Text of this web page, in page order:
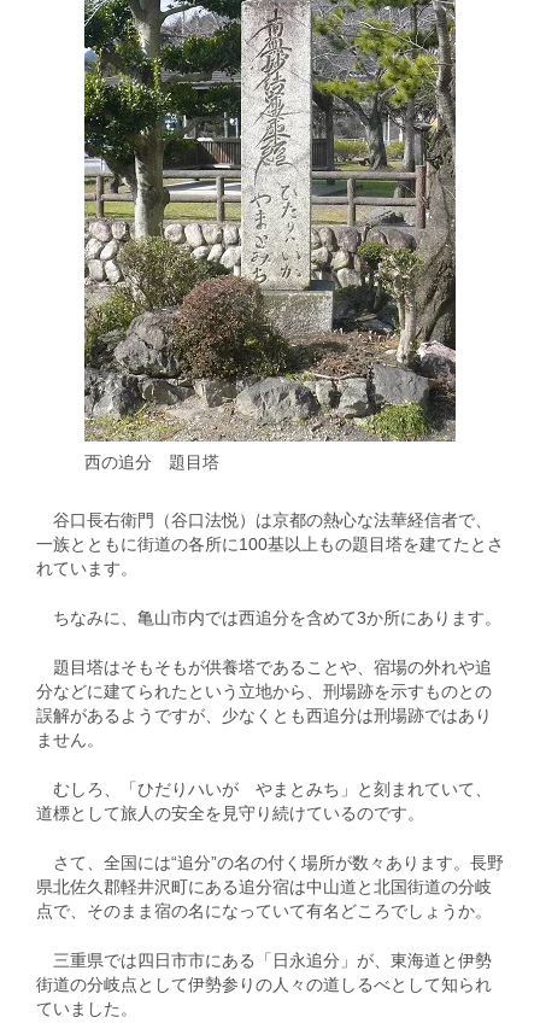
西の追分 題目塔
谷口長右衛門（谷口法悦）は京都の熱心な法華経信者で、
一族とともに街道の各所に100基以上もの題目塔を建てたとさ
れています。
ちなみに、亀山市内では西追分を含めて3か所にあります。
題目塔はそもそもが供養塔であることや、宿場の外れや追
分などに建てられたという立地から、刑場跡を示すものとの
誤解があるようですが、少なくとも西追分は刑場跡ではあり
ません。
むしろ、「ひだりハいが やまとみち」と刻まれていて、
道標として旅人の安全を見守り続けているのです。
さて、全国には“追分”の名の付く場所が数々あります。長野
県北佐久郡軽井沢町にある追分宿は中山道と北国街道の分岐
点で、そのまま宿の名になっていて有名どころでしょうか。
三重県では四日市市にある「日永追分」が、東海道と伊勢
街道の分岐点として伊勢参りの人々の道しるべとして知られ
ていました。